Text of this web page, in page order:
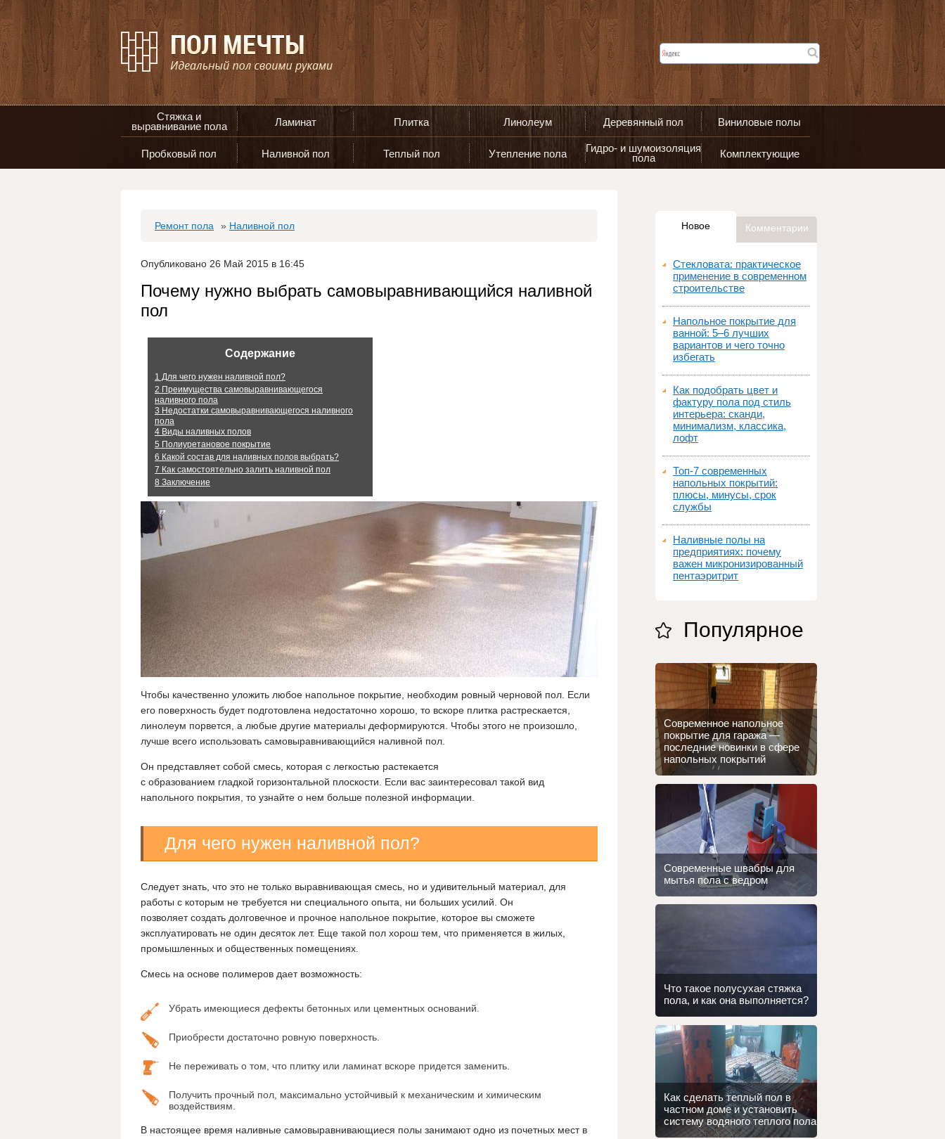
Стяжка и
выравнивание пола
Ламинат Плитка Линолеум Деревянный пол Виниловые полы
Пробковый пол Наливной пол Теплый пол Утепление пола
Гидро- и шумоизоляция
пола
Комплектующие
Ремонт пола » Наливной пол
Опубликовано 26 Май 2015 в 16:45
Почему нужно выбрать самовыравнивающийся наливной
пол
Содержание
1 Для чего нужен наливной пол?
2 Преимущества самовыравнивающегося
наливного пола
3 Недостатки самовыравнивающегося наливного
пола
4 Виды наливных полов
5 Полиуретановое покрытие
6 Какой состав для наливных полов выбрать?
7 Как самостоятельно залить наливной пол
8 Заключение
Чтобы качественно уложить любое напольное покрытие, необходим ровный черновой пол. Если
его поверхность будет подготовлена недостаточно хорошо, то вскоре плитка растрескается,
линолеум порвется, а любые другие материалы деформируются. Чтобы этого не произошло,
лучше всего использовать самовыравнивающийся наливной пол.
Он представляет собой смесь, которая с легкостью растекается
с образованием гладкой горизонтальной плоскости. Если вас заинтересовал такой вид
напольного покрытия, то узнайте о нем больше полезной информации.
Для чего нужен наливной пол?
Следует знать, что это не только выравнивающая смесь, но и удивительный материал, для
работы с которым не требуется ни специального опыта, ни больших усилий. Он
позволяет создать долговечное и прочное напольное покрытие, которое вы сможете
эксплуатировать не один десяток лет. Еще такой пол хорош тем, что применяется в жилых,
промышленных и общественных помещениях.
Смесь на основе полимеров дает возможность:
Убрать имеющиеся дефекты бетонных или цементных оснований.
Приобрести достаточно ровную поверхность.
Не переживать о том, что плитку или ламинат вскоре придется заменить.
Получить прочный пол, максимально устойчивый к механическим и химическим
воздействиям.
В настоящее время наливные самовыравнивающиеся полы занимают одно из почетных мест в
Новое Комментарии
Стекловата: практическое
применение в современном
строительстве
Напольное покрытие для
ванной: 5–6 лучших
вариантов и чего точно
избегать
Как подобрать цвет и
фактуру пола под стиль
интерьера: сканди,
минимализм, классика,
лофт
Топ‑7 современных
напольных покрытий:
плюсы, минусы, срок
службы
Наливные полы на
предприятиях: почему
важен микронизированный
пентаэритрит
Популярное
Современное напольное
покрытие для гаража —
последние новинки в сфере
напольных покрытий
Современные швабры для
мытья пола с ведром
Что такое полусухая стяжка
пола, и как она выполняется?
Как сделать теплый пол в
частном доме и установить
систему водяного теплого пола